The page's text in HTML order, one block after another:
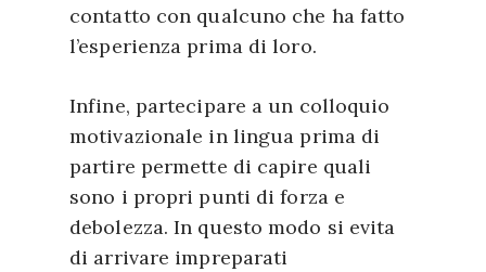
contatto con qualcuno che ha fatto
l’esperienza prima di loro.
Infine, partecipare a un colloquio
motivazionale in lingua prima di
partire permette di capire quali
sono i propri punti di forza e
debolezza. In questo modo si evita
di arrivare impreparati